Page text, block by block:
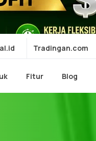
Tradingan.com
Fitur Blog